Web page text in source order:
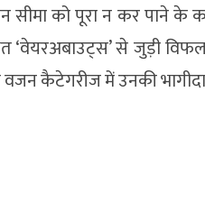
सीमा को पूरा न कर पाने के
‘वेयरअबाउट्स’ से जुड़ी
कैटेगरीज में उनकी